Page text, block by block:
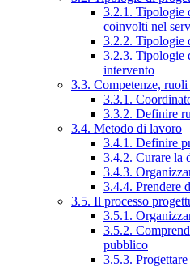
3.2.1. Tipologie
coinvolti nel
3.2.2. Tipologie
3.2.3. Tipologie
intervento
3.3. Competenze,
3.3.1.
3.3.2. Definire
3.4. Metodo di lavoro
3.4.1. Definire
3.4.2. Curare la
3.4.3.
3.4.4. Prendere
3.5. Il processo
3.5.1.
3.5.2.
pubblico
3.5.3.